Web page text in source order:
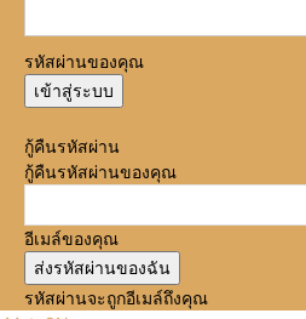
รหัสผ่านของคุณ
กู้คืนรหัสผ่าน
กู้คืนรหัสผ่านของคุณ
อีเมล์ของคุณ
รหัสผ่านจะถูกอีเมล์ถึงคุณ